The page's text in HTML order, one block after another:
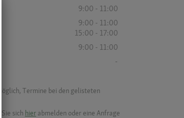
9:00 - 11:00
9:00 - 11:00
15:00 - 17:00
9:00 - 11:00
-
Termine bei den gelisteten
sich hier abmelden oder eine Anfrage